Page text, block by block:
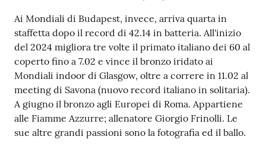
Ai Mondiali di Budapest, invece, arriva quarta in
staffetta dopo il record di 42.14 in batteria. All'inizio
del 2024 migliora tre volte il primato italiano dei 60 al
coperto fino a 7.02 e vince il bronzo iridato ai
Mondiali indoor di Glasgow, oltre a correre in 11.02 al
meeting di Savona (nuovo record italiano in solitaria).
A giugno il bronzo agli Europei di Roma. Appartiene
alle Fiamme Azzurre; allenatore Giorgio Frinolli. Le
sue altre grandi passioni sono la fotografia ed il ballo.